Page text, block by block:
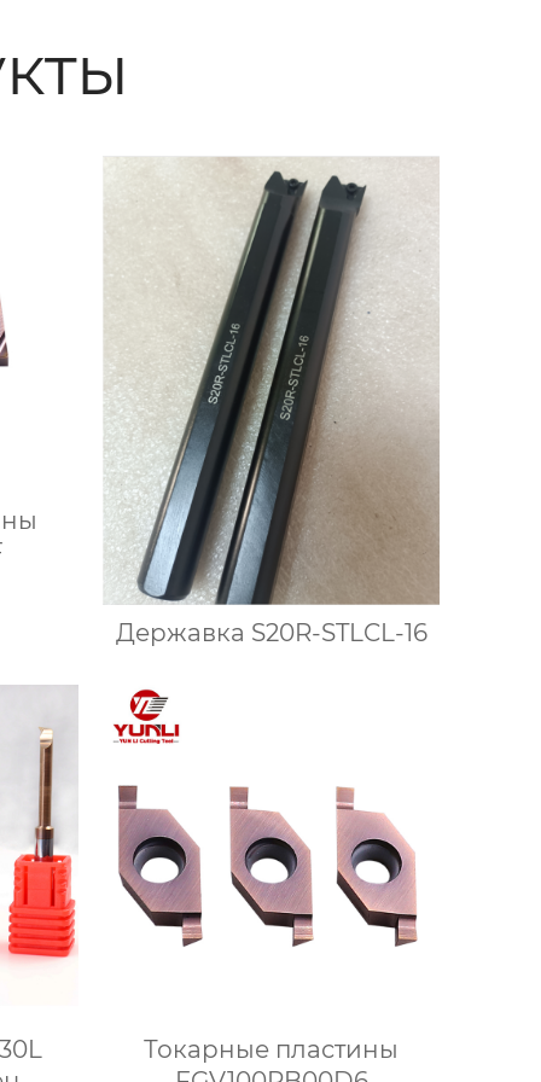
Державка S20R-STLCL-16
Токарные пластины